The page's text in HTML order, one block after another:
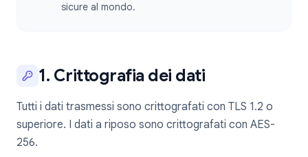
sicure al mondo.
1. Crittografia dei dati
Tutti i dati trasmessi sono crittografati con TLS 1.2 o
superiore. I dati a riposo sono crittografati con AES-
256.